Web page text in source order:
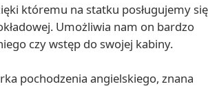
któremu na statku posługujemy się
Umożliwia nam on bardzo
czy wstęp do swojej kabiny.
pochodzenia angielskiego, znana